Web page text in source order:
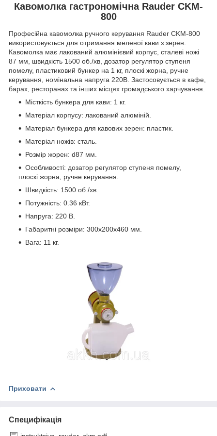
Кавомолка гастрономічна Rauder CKM-
800
Професійна кавомолка ручного керування Rauder CKM-800
використовується для отримання меленої кави з зерен.
Кавомолка має лакований алюмінієвий корпус, сталеві ножі
87 мм, швидкість 1500 об./хв, дозатор регулятор ступеня
помелу, пластиковий бункер на 1 кг, плоскі жорна, ручне
керування, номінальна напруга 220B. Застосовується в кафе,
барах, ресторанах та інших місцях громадського харчування.
Місткість бункера для кави: 1 кг.
Матеріал корпусу: лакований алюміній.
Матеріал бункера для кавових зерен: пластик.
Матеріал ножів: сталь.
Розмір жорен: d87 мм.
Особливості: дозатор регулятор ступеня помелу,
плоскі жорна, ручне керування.
Швидкість: 1500 об./хв.
Потужність: 0.36 кВт.
Напруга: 220 В.
Габаритні розміри: 300х200х460 мм.
Вага: 11 кг.
Приховати
Специфікація